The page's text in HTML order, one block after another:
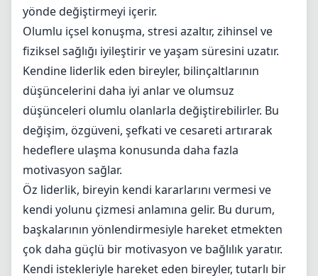
yönde değiştirmeyi içerir.
Olumlu içsel konuşma, stresi azaltır, zihinsel ve
fiziksel sağlığı iyileştirir ve yaşam süresini uzatır.
Kendine liderlik eden bireyler, bilinçaltlarının
düşüncelerini daha iyi anlar ve olumsuz
düşünceleri olumlu olanlarla değiştirebilirler. Bu
değişim, özgüveni, şefkati ve cesareti artırarak
hedeflere ulaşma konusunda daha fazla
motivasyon sağlar.
Öz liderlik, bireyin kendi kararlarını vermesi ve
kendi yolunu çizmesi anlamına gelir. Bu durum,
başkalarının yönlendirmesiyle hareket etmekten
çok daha güçlü bir motivasyon ve bağlılık yaratır.
Kendi istekleriyle hareket eden bireyler, tutarlı bir